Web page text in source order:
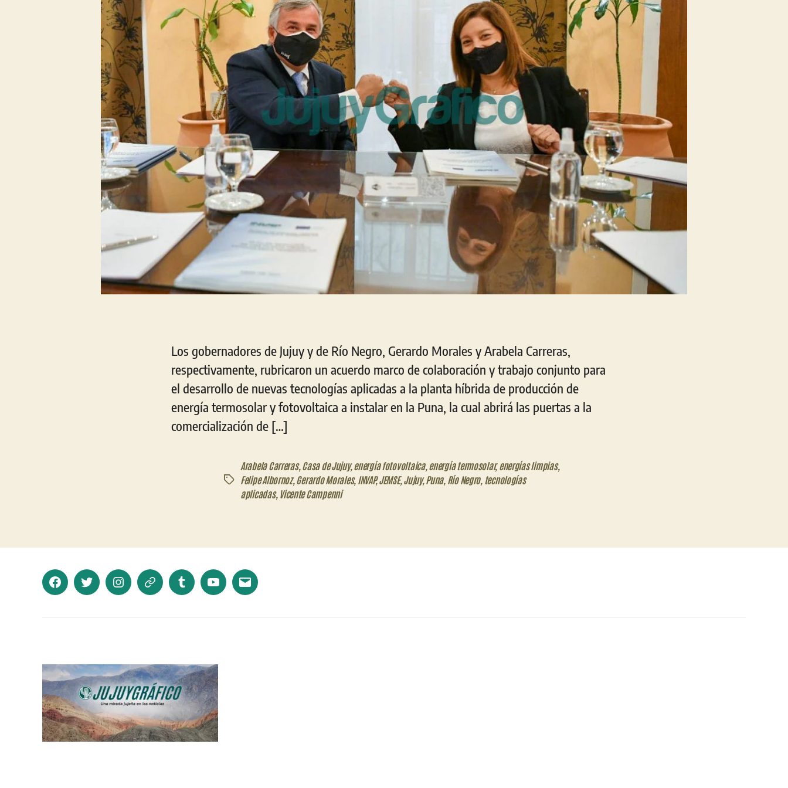
Los gobernadores de Jujuy y de Río Negro, Gerardo Morales y Arabela Carreras,
respectivamente, rubricaron un acuerdo marco de colaboración y trabajo conjunto para
el desarrollo de nuevas tecnologías aplicadas a la planta híbrida de producción de
energía termosolar y fotovoltaica a instalar en la Puna, la cual abrirá las puertas a la
comercialización de […]
Etiquetas
Arabela Carreras, Casa de Jujuy,energía fotovoltaica, energía termosolar,energías limpias,
Felipe Albornoz, Gerardo Morales, INVAP,JEMSE, Jujuy,Puna, Río Negro, tecnologías
aplicadas, Vicente Campenni
FacebookTwitter InstagramTelegramTumblr YouTubeCorreo